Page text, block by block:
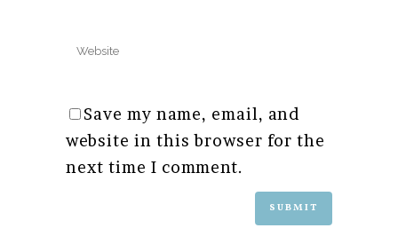
Save my name, email, and
website in this browser for the
next time I comment.